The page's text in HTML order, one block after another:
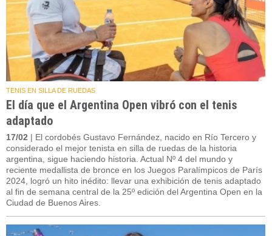
TENIS EN SILLA DE RUEDAS
El día que el Argentina Open vibró con el tenis
adaptado
17/02 | El cordobés Gustavo Fernández, nacido en Río Tercero y
considerado el mejor tenista en silla de ruedas de la historia
argentina, sigue haciendo historia. Actual Nº 4 del mundo y
reciente medallista de bronce en los Juegos Paralímpicos de París
2024, logró un hito inédito: llevar una exhibición de tenis adaptado
al fin de semana central de la 25º edición del Argentina Open en la
Ciudad de Buenos Aires.